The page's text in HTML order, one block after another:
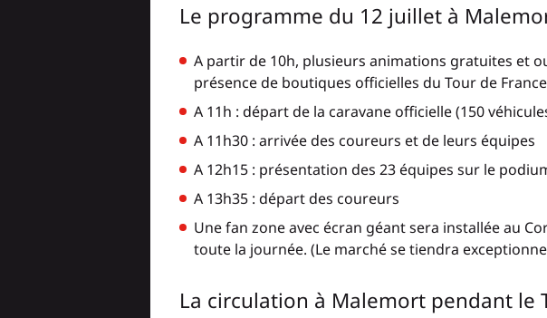
Le programme du 12 juillet à
A partir de 10h, plusieurs animations gratuites et
présence de boutiques officielles du Tour de
A 11h : départ de la caravane officielle (150
A 11h30 : arrivée des coureurs et de leurs équipes
A 12h15 : présentation des 23 équipes sur le
A 13h35 : départ des coureurs
Une fan zone avec écran géant sera installée au
toute la journée. (Le marché se tiendra
La circulation à Malemort pendant le